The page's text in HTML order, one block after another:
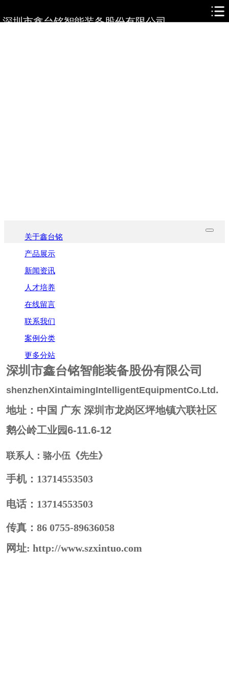
深圳市鑫台铭智能装备股份有限公司
网站首页
关于鑫台铭
产品展示
新闻资讯
人才培养
在线留言
联系我们
案例分类
更多分站
深圳市鑫台铭智能装备股份有限公司
shenzhenXintaimingIntelligentEquipmentCo.Ltd .
地址： 中国 广东 深圳市龙岗区坪地镇六联社区
鹅公岭工业园6-11.6-12
联系人：骆小伍《先生》
手机：13714553503
电话： 13714553503
传真：86 0755-89636058
网址: http://www.szxintuo.com